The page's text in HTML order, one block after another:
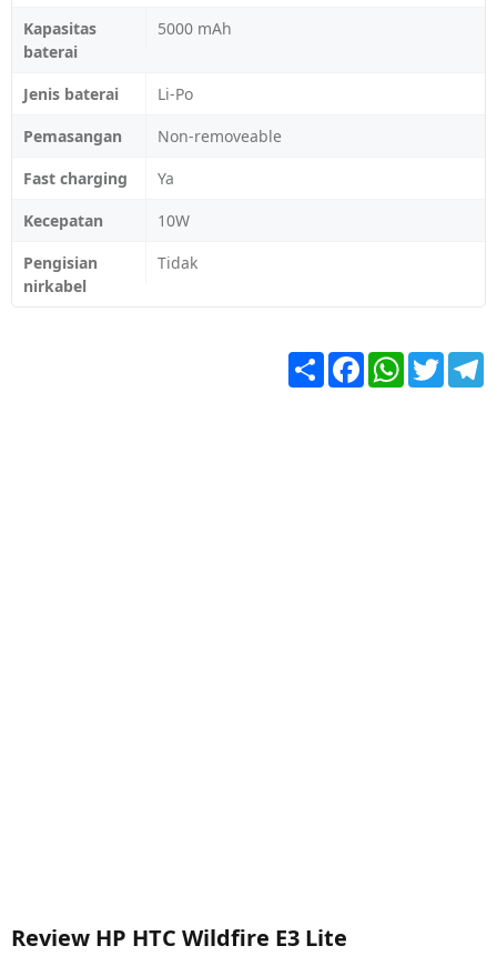
Kapasitas
baterai
5000 mAh
Jenis baterai
Li-Po
Pemasangan
Non-removeable
Fast charging
Ya
Kecepatan
10W
Pengisian
nirkabel
Tidak
Share FacebookWhatsApp
Twitter
Review HP HTC Wildfire E3 Lite